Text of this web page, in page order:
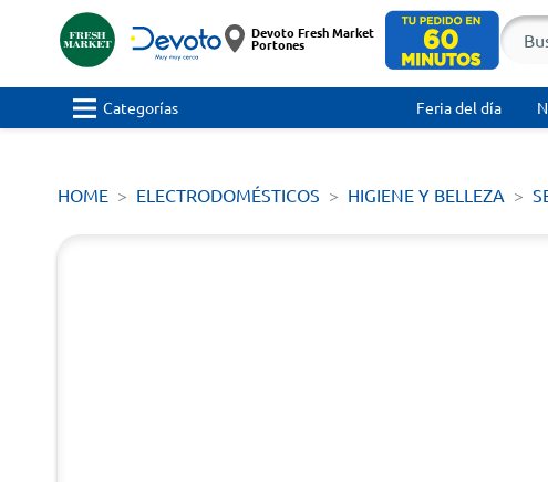
Devoto Fresh Market
Portones
Categorías Feria del día
HOME ELECTRODOMÉSTICOS HIGIENE Y BELLEZA